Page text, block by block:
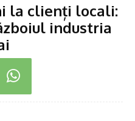
la clienți locali:
industria